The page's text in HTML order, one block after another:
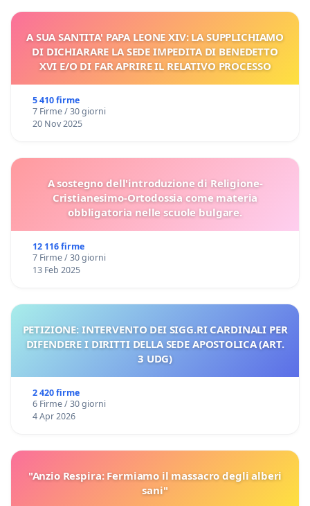
A SUA SANTITA' PAPA LEONE XIV: LA SUPPLICHIAMO
DI DICHIARARE LA SEDE IMPEDITA DI BENEDETTO
XVI E/O DI FAR APRIRE IL RELATIVO PROCESSO
5 410 firme
7 Firme / 30 giorni
20 Nov 2025
A sostegno dell'introduzione di Religione-
Cristianesimo-Ortodossia come materia
obbligatoria nelle scuole bulgare.
12 116 firme
7 Firme / 30 giorni
13 Feb 2025
PETIZIONE: INTERVENTO DEI SIGG.RI CARDINALI PER
DIFENDERE I DIRITTI DELLA SEDE APOSTOLICA (ART.
3 UDG)
2 420 firme
6 Firme / 30 giorni
4 Apr 2026
"Anzio Respira: Fermiamo il massacro degli alberi
sani"